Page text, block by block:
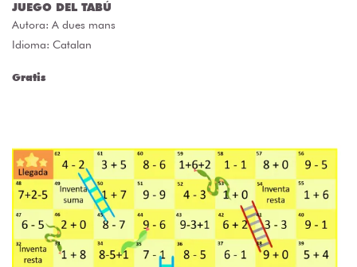
JUEGO DEL TABÚ
Autora: A dues mans
Idioma: Catalan
Gratis